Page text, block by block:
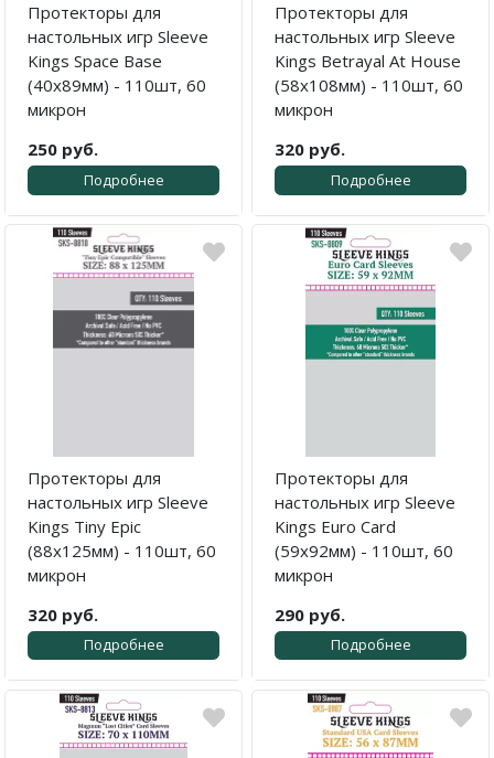
Протекторы для
настольных игр Sleeve
Kings Space Base
(40x89мм) - 110шт, 60
микрон
250 руб.
Подробнее
Протекторы для
настольных игр Sleeve
Kings Betrayal At House
(58x108мм) - 110шт, 60
микрон
320 руб.
Подробнее
Протекторы для
настольных игр Sleeve
Kings Tiny Epic
(88x125мм) - 110шт, 60
микрон
320 руб.
Подробнее
Протекторы для
настольных игр Sleeve
Kings Euro Card
(59x92мм) - 110шт, 60
микрон
290 руб.
Подробнее